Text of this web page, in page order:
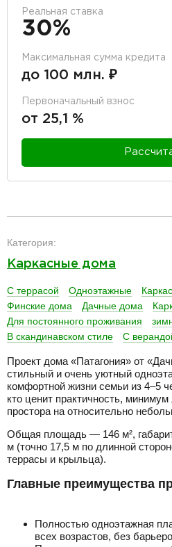
Реальная ставка
30%
Максимальная сумма кредита
до 100 млн. ₽
Первоначальный взнос
от 25,1 %
Категория:
Каркасные дома
С террасой Одноэтажные
Финские дома
Дачные дома
Для постоянного проживания
В скандинавском стиле
С
Проект дома «Патагония» от
стильный и очень уютный
комфортной жизни семьи из 4–5
кто ценит практичность,
простора на относительно
Общая площадь — 146 м²,
м (точно 17,5 м по длинной
террасы и крыльца).
Главные преимущества
Полностью одноэтажная
всех возрастов, без